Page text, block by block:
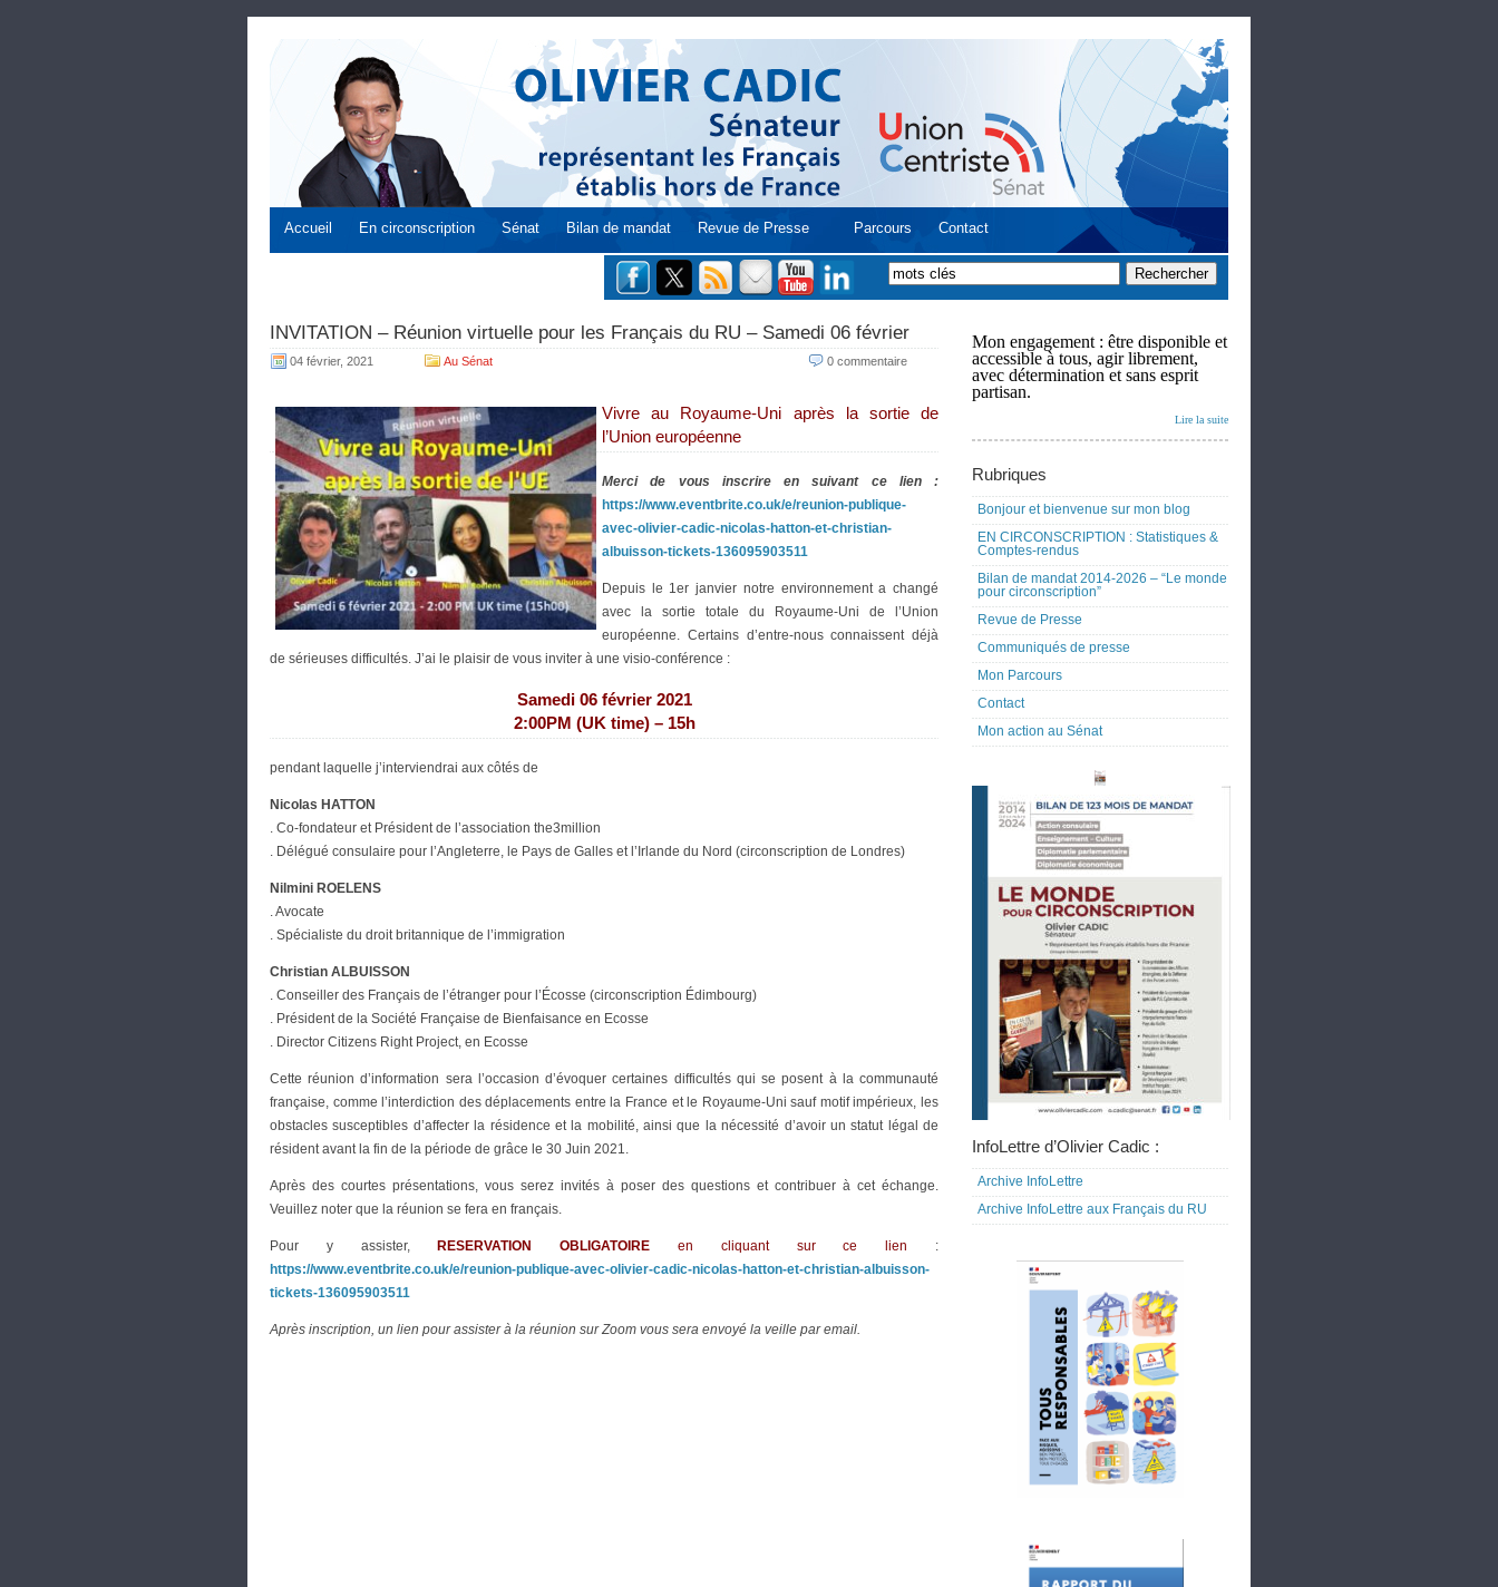
Accueil En circonscription Sénat Bilan de mandat Revue de Presse Parcours Contact
INVITATION – Réunion virtuelle pour les Français du RU – Samedi 06 février
04 février, 2021 Au Sénat 0 commentaire
Vivre au Royaume-Uni après la sortie de
l’Union européenne
Merci de vous inscrire en suivant ce lien :
https://www.eventbrite.co.uk/e/reunion-publique-
avec-olivier-cadic-nicolas-hatton-et-christian-
albuisson-tickets-136095903511
Depuis le 1er janvier notre environnement a changé
avec la sortie totale du Royaume-Uni de l’Union
européenne. Certains d’entre-nous connaissent déjà
de sérieuses difficultés. J’ai le plaisir de vous inviter à une visio-conférence :
Samedi 06 février 2021
2:00PM (UK time) – 15h
pendant laquelle j’interviendrai aux côtés de
Nicolas HATTON
. Co-fondateur et Président de l’association the3million
. Délégué consulaire pour l’Angleterre, le Pays de Galles et l’Irlande du Nord (circonscription de Londres)
Nilmini ROELENS
. Avocate
. Spécialiste du droit britannique de l’immigration
Christian ALBUISSON
. Conseiller des Français de l’étranger pour l’Écosse (circonscription Édimbourg)
. Président de la Société Française de Bienfaisance en Ecosse
. Director Citizens Right Project, en Ecosse
Cette réunion d’information sera l’occasion d’évoquer certaines difficultés qui se posent à la communauté
française, comme l’interdiction des déplacements entre la France et le Royaume-Uni sauf motif impérieux, les
obstacles susceptibles d’affecter la résidence et la mobilité, ainsi que la nécessité d’avoir un statut légal de
résident avant la fin de la période de grâce le 30 Juin 2021.
Après des courtes présentations, vous serez invités à poser des questions et contribuer à cet échange.
Veuillez noter que la réunion se fera en français.
Pour y assister, RESERVATION OBLIGATOIRE en cliquant sur ce lien :
https://www.eventbrite.co.uk/e/reunion-publique-avec-olivier-cadic-nicolas-hatton-et-christian-albuisson-
tickets-136095903511
Après inscription, un lien pour assister à la réunion sur Zoom vous sera envoyé la veille par email.
Mon engagement : être disponible et
accessible à tous, agir librement,
avec détermination et sans esprit
partisan.
Lire la suite
Rubriques
Bonjour et bienvenue sur mon blog
EN CIRCONSCRIPTION : Statistiques &
Comptes-rendus
Bilan de mandat 2014-2026 – “Le monde
pour circonscription”
Revue de Presse
Communiqués de presse
Mon Parcours
Contact
Mon action au Sénat
InfoLettre d’Olivier Cadic :
Archive InfoLettre
Archive InfoLettre aux Français du RU